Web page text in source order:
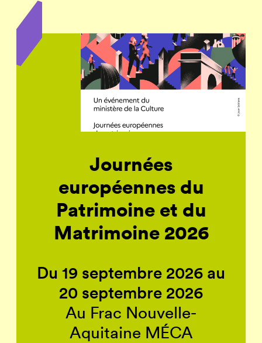
Journées
européennes du
Patrimoine et du
Matrimoine 2026
Du 19 septembre 2026 au
20 septembre 2026
Au Frac Nouvelle-
Aquitaine MÉCA